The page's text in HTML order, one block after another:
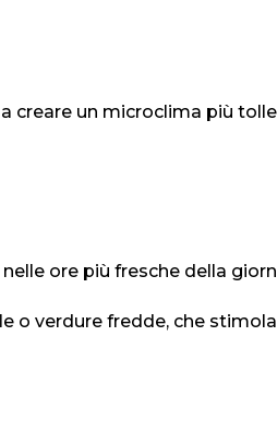
creare un microclima più
ore più fresche della
o verdure fredde, che